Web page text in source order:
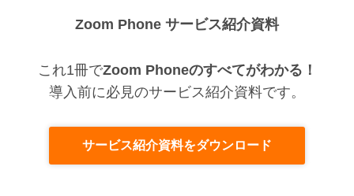
Zoom Phone サービス紹介資料
これ1冊でZoom Phoneのすべてがわかる！
導入前に必見のサービス紹介資料です。
サービス紹介資料をダウンロード